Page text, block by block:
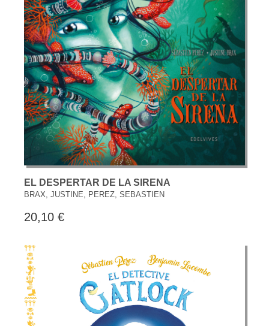
EL DESPERTAR DE LA SIRENA
BRAX, JUSTINE, PEREZ, SEBASTIEN
20,10 €